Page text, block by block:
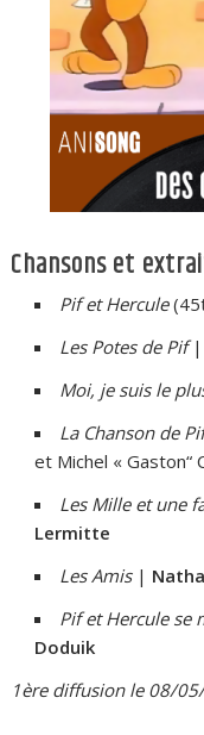
Chansons et
Pif et Hercule
Les Potes de Pif|
Moi, je suis le
La Chanson de
et Michel « Gaston“
Les Mille et une
Lermitte
Les Amis|
Pif et Hercule se
Doduik
1ère diffusion le 08/